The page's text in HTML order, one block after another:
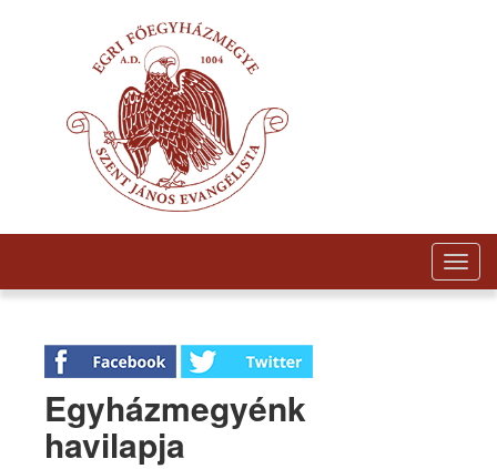
Egyházmegyénk
havilapja